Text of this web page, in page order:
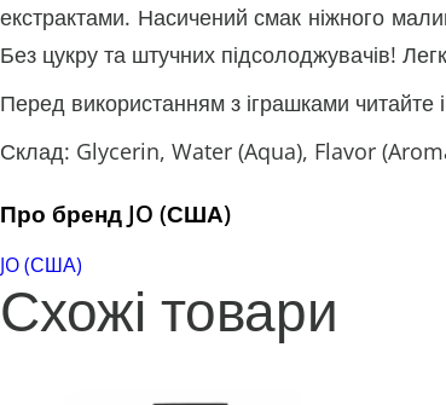
екстрактами. Насичений смак ніжного
Без цукру та штучних підсолоджувачів!
Перед використанням з іграшками читайте
Склад: Glycerin, Water (Aqua), Flavor
Про бренд JO (США)
JO (США)
Схожі товари